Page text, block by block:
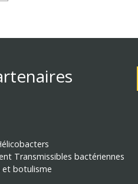
Transmissibles bactériennes
et botulisme